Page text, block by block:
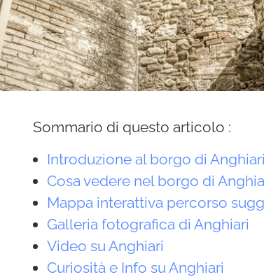
Sommario di questo articolo :
Introduzione al borgo di Anghiari
Cosa vedere nel borgo di
Mappa interattiva percorso
Galleria fotografica di Anghiari
Video su Anghiari
Curiosità e Info su Anghiari